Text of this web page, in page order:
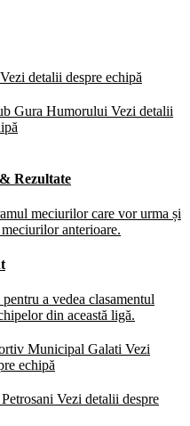
Vezi detalii despre echipă
Gura Humorului Vezi detalii
Rezultate
meciurilor care vor urma și
anterioare.
a vedea clasamentul
din această ligă.
Municipal Galati Vezi
echipă
Vezi detalii despre